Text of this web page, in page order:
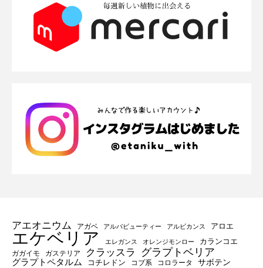
アエオニウム アガベ アルバビューティー アルビカンス アロエ
エケベリア エレガンス オレンジモンロー カランコエ
ガガイモ ガステリア クラッスラ グラプトベリア
グラプトペタルム コチレドン コブ系 コロラータ サボテン